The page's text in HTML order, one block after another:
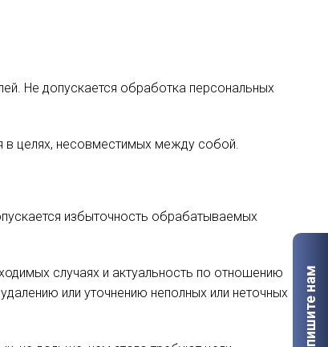
Не допускается обработка персональных
в целях, несовместимых между собой.
избыточность обрабатываемых
случаях и актуальность по отношению
или уточнению неполных или неточных
Напишите нам